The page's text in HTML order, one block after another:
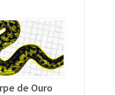
de Ouro